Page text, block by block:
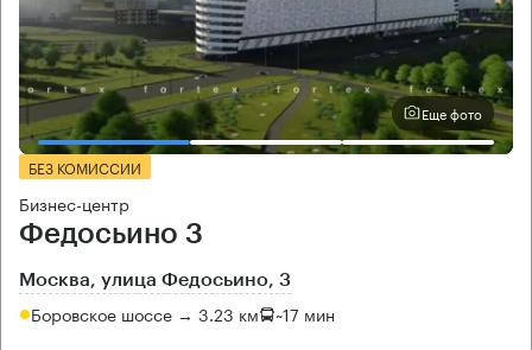
Еще фото
БЕЗ КОМИССИИ
Бизнес-центр
Федосьино 3
Москва, улица Федосьино, 3
Боровское шоссе → 3.23 км ~17 мин